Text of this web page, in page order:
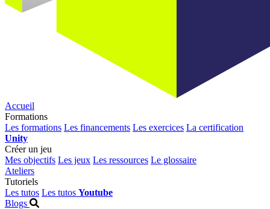
Accueil
Formations
Les formations Les financements Les exercices La certification
Unity
Créer un jeu
Mes objectifs Les jeux Les ressources Le glossaire
Ateliers
Tutoriels
Les tutos Les tutos Youtube
Blogs